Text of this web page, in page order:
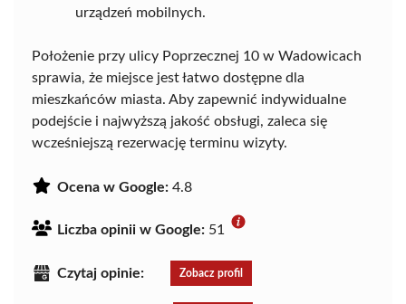
urządzeń mobilnych.
Położenie przy ulicy Poprzecznej 10 w Wadowicach
sprawia, że miejsce jest łatwo dostępne dla
mieszkańców miasta. Aby zapewnić indywidualne
podejście i najwyższą jakość obsługi, zaleca się
wcześniejszą rezerwację terminu wizyty.
Ocena w Google: 4.8
Liczba opinii w Google: 51
Czytaj opinie: Zobacz profil